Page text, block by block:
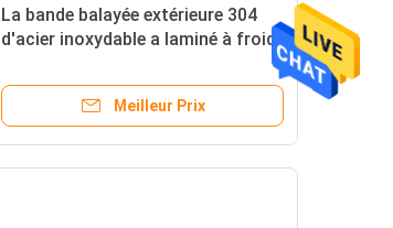
La bande balayée extérieure 304
d'acier inoxydable a laminé à froid
316L 410
Meilleur Prix